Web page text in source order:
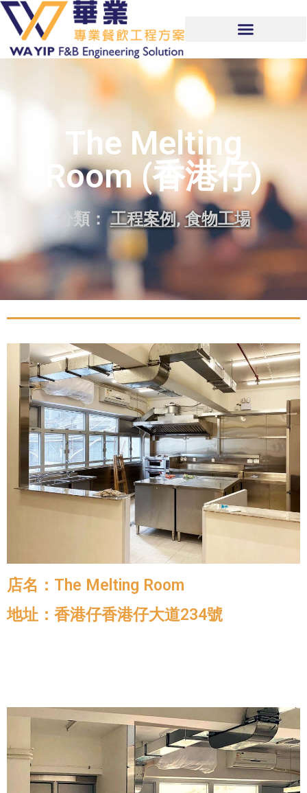
The Melting
Room (香港仔)
分類： 工程案例,食物工場
店名：The Melting Room
地址：香港仔香港仔大道234號